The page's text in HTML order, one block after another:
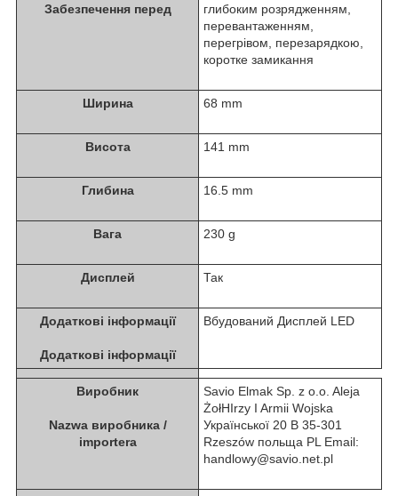
Забезпечення перед
глибоким розрядженням,
перевантаженням,
перегрівом, перезарядкою,
коротке замикання
Ширина 68 mm
Висота 141 mm
Глибина 16.5 mm
Вага 230 g
Дисплей Так
Додаткові інформації
Додаткові інформації
Вбудований Дисплей LED
Виробник
Nazwa виробника /
importera
Savio Elmak Sp. z o.o. Aleja
ŻołНІrzy I Armii Wojska
Української 20 B 35-301
Rzeszów польща PL Email:
handlowy@savio.net.pl